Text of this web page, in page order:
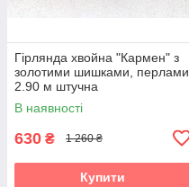
Гірлянда хвойна "Кармен" з
золотими шишками, перлами
2.90 м штучна
В наявності
630 ₴ 1 260 ₴
Купити